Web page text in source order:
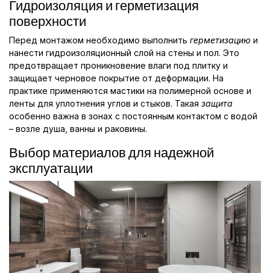
Гидроизоляция и герметизация
поверхности
Перед монтажом необходимо выполнить герметизацию и
нанести гидроизоляционный слой на стены и пол. Это
предотвращает проникновение влаги под плитку и
защищает черновое покрытие от деформации. На
практике применяются мастики на полимерной основе и
ленты для уплотнения углов и стыков. Такая защита
особенно важна в зонах с постоянным контактом с водой
– возле душа, ванны и раковины.
Выбор материалов для надежной
эксплуатации